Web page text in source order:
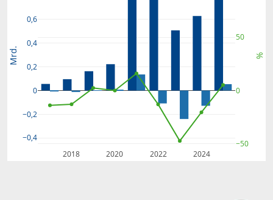
2018 2020 2022 2024
−0,4
−0,2
0
0,2
0,4
0,6
−50
0
50
Mrd. %